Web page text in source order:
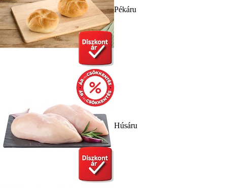
Pékáru
Húsáru